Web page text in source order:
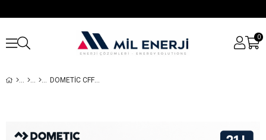
0
DOMETIC CFF20 KOMPRESÖRLÜ ARAÇ BUZDOLABI 21L (220V AC / 12-24V DC)